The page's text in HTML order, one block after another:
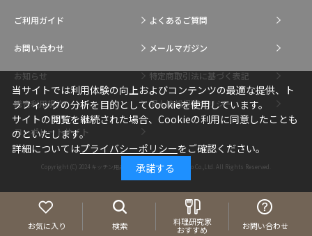
お気に入り 検索 料理研究家
おすすめ お問い合わせ
ご利用ガイド よくあるご質問
お問い合わせ メールマガジン
お知らせ 特定商取引法に基づく表記
総合利用規約 個人情報保護ポリシー
コーポレートサイト
Copyright (C) 2024 キッチン用品・調理用品の通販はIkesho Co.,Ltd. All Rights Reserved.
当サイトでは利用体験の向上およびコンテンツの最適な提供、ト
ラフィックの分析を目的としてCookieを使用しています。
サイトの閲覧を継続された場合、Cookieの利用に同意したことも
のといたします。
詳細についてはプライバシーポリシーをご確認ください。
承諾する